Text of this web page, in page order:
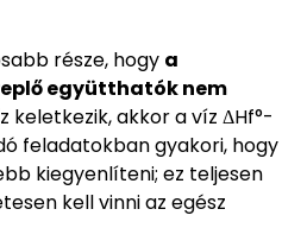
része, hogy a
együtthatók nem
keletkezik, akkor a víz ΔHf°-
feladatokban gyakori, hogy
kiegyenlíteni; ez teljesen
kell vinni az egész